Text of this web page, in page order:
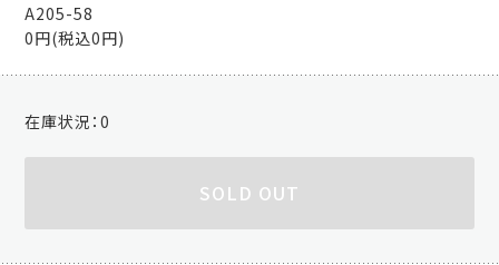
A205-58
0円(税込0円)
在庫状況：0
SOLD OUT